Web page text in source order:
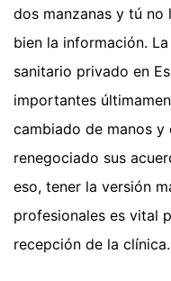
dos manzanas y tú
bien la información.
sanitario privado en
importantes
cambiado de manos
renegociado sus
eso, tener la versión
profesionales es vital
recepción de la clínica.